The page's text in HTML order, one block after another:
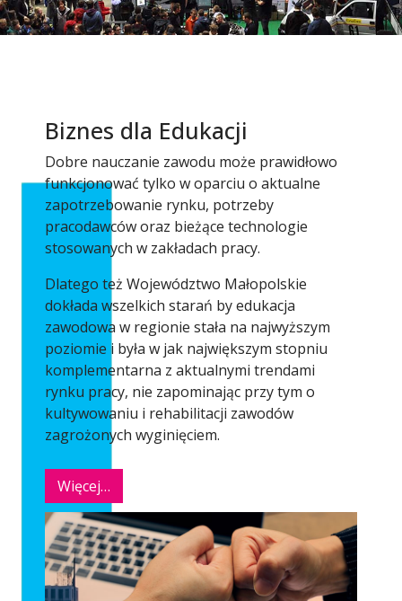
Biznes dla Edukacji
Dobre nauczanie zawodu może prawidłowo
funkcjonować tylko w oparciu o aktualne
zapotrzebowanie rynku, potrzeby
pracodawców oraz bieżące technologie
stosowanych w zakładach pracy.
Dlatego też Województwo Małopolskie
dokłada wszelkich starań by edukacja
zawodowa w regionie stała na najwyższym
poziomie i była w jak największym stopniu
komplementarna z aktualnymi trendami
rynku pracy, nie zapominając przy tym o
kultywowaniu i rehabilitacji zawodów
zagrożonych wyginięciem.
Więcej…